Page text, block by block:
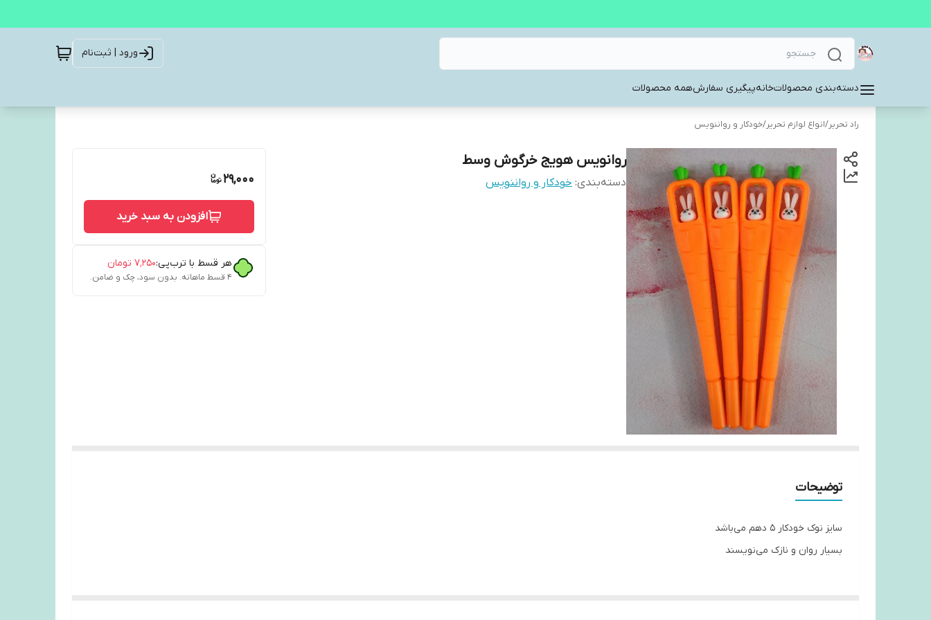
ورود | ثبت‌نام
دسته‌بندی محصولاتخانهپیگیری سفارشهمه محصولات
راد تحریر/انواع لوازم تحریر/خودکار و رواننویس
روانویس هویج خرگوش وسط
دسته‌بندی: خودکار و رواننویس 29,000
افزودن به سبد خرید
هر قسط با ترب‌پی:۷٬۲۵۰ تومان
۴ قسط ماهانه. بدون سود، چک و ضامن.
توضیحات
سایز نوک خودکار ۵ دهم می‌باشد
بسیار روان و نازک می‌نویسند